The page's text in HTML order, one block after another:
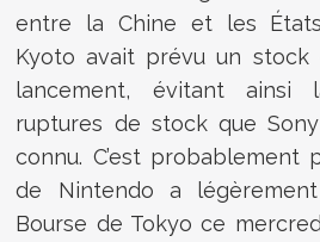
entre la Chine et les
Kyoto avait prévu un stock
lancement, évitant ainsi
ruptures de stock que
connu. C’est probablement
de Nintendo a
Bourse de Tokyo ce